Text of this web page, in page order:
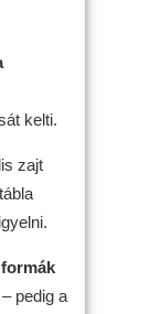
kelti.
zajt
pedig a